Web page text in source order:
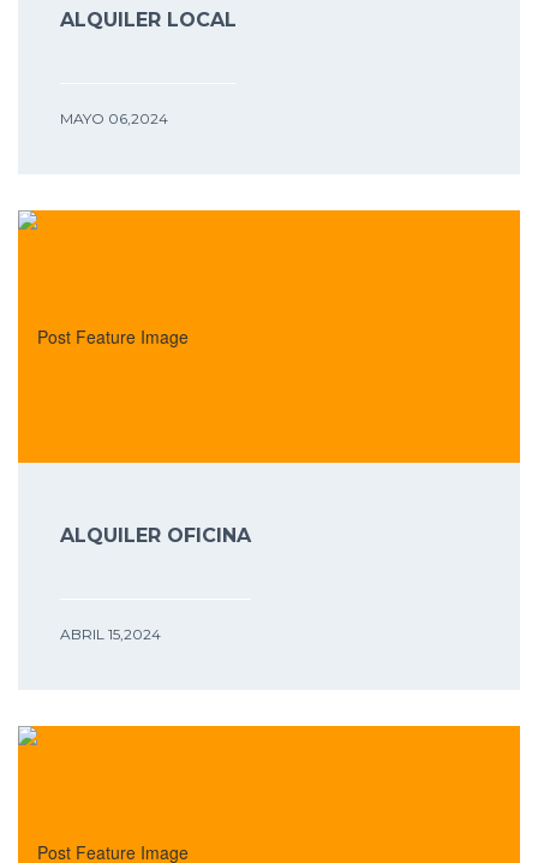
ALQUILER LOCAL
MAYO 06,2024
ALQUILER OFICINA
ABRIL 15,2024